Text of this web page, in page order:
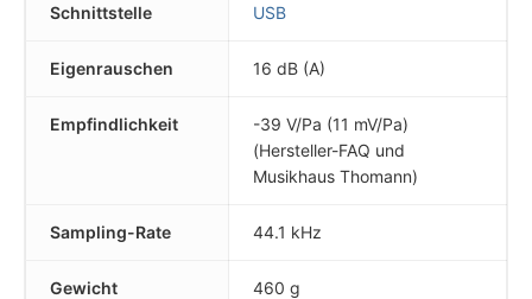
Schnittstelle USB
Eigenrauschen 16 dB (A)
Empfindlichkeit
-39 V/Pa (11 mV/Pa)
(Hersteller-FAQ und
Musikhaus Thomann)
Sampling-Rate 44.1 kHz
Gewicht 460 g